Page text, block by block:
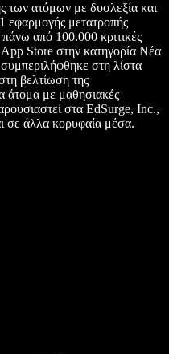
των ατόμων με δυσλεξία και
εφαρμογής μετατροπής
από 100.000 κριτικές
Store στην κατηγορία Νέα
στη λίστα
βελτίωση της
άτομα με μαθησιακές
στα EdSurge, Inc.,
σε άλλα κορυφαία μέσα.